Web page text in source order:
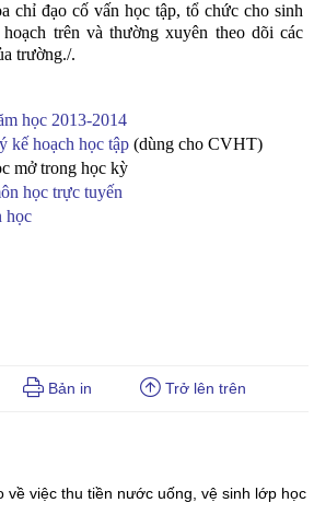
chỉ đạo cố vấn học tập, tổ chức cho sinh
trên và thường xuyên theo dõi các
trường./.
học 2013-2014
kế hoạch học tập (dùng cho CVHT)
mở trong học kỳ
học trực tuyến
học
Bản in Trở lên trên
về việc thu tiền nước uống, vệ sinh lớp học